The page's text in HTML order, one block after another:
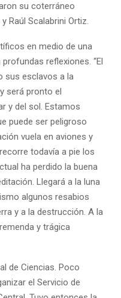
su coterráneo
Raúl Scalabrini Ortiz.
en medio de una
reflexiones. “El
sus esclavos a la
será pronto el
y del sol. Estamos
puede ser peligroso
vuela en aviones y
todavía a pie los
ha perdido la buena
Llegará a la luna
algunos resabios
y a la destrucción. A la
y trágica
de Ciencias. Poco
el Servicio de